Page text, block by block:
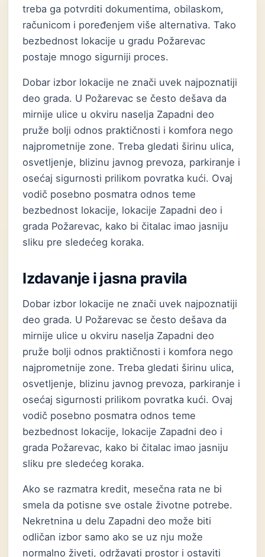
treba ga potvrditi dokumentima, obilaskom,
računicom i poređenjem više alternativa. Tako
bezbednost lokacije u gradu Požarevac
postaje mnogo sigurniji proces.
Dobar izbor lokacije ne znači uvek najpoznatiji
deo grada. U Požarevac se često dešava da
mirnije ulice u okviru naselja Zapadni deo
pruže bolji odnos praktičnosti i komfora nego
najprometnije zone. Treba gledati širinu ulica,
osvetljenje, blizinu javnog prevoza, parkiranje i
osećaj sigurnosti prilikom povratka kući. Ovaj
vodič posebno posmatra odnos teme
bezbednost lokacije, lokacije Zapadni deo i
grada Požarevac, kako bi čitalac imao jasniju
sliku pre sledećeg koraka.
Izdavanje i jasna pravila
Dobar izbor lokacije ne znači uvek najpoznatiji
deo grada. U Požarevac se često dešava da
mirnije ulice u okviru naselja Zapadni deo
pruže bolji odnos praktičnosti i komfora nego
najprometnije zone. Treba gledati širinu ulica,
osvetljenje, blizinu javnog prevoza, parkiranje i
osećaj sigurnosti prilikom povratka kući. Ovaj
vodič posebno posmatra odnos teme
bezbednost lokacije, lokacije Zapadni deo i
grada Požarevac, kako bi čitalac imao jasniju
sliku pre sledećeg koraka.
Ako se razmatra kredit, mesečna rata ne bi
smela da potisne sve ostale životne potrebe.
Nekretnina u delu Zapadni deo može biti
odličan izbor samo ako se uz nju može
normalno živeti, održavati prostor i ostaviti